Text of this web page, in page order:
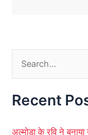
a
Recent
अल्मोड़ा के रवि ने